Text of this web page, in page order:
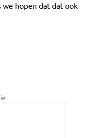
hopen dat dat ook